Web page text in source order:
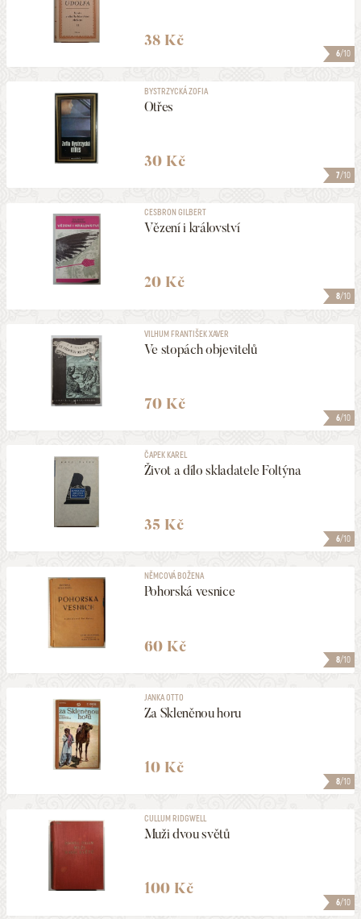
6/10
38 Kč
7/10
BYSTRZYCKÁ ZOFIA
Otřes
30 Kč
8/10
CESBRON GILBERT
Vězení i království
20 Kč
6/10
VILHUM FRANTIŠEK XAVER
Ve stopách objevitelů
70 Kč
6/10
ČAPEK KAREL
Život a dílo skladatele Foltýna
35 Kč
8/10
NĚMCOVÁ BOŽENA
Pohorská vesnice
60 Kč
8/10
JANKA OTTO
Za Skleněnou horu
10 Kč
6/10
CULLUM RIDGWELL
Muži dvou světů
100 Kč